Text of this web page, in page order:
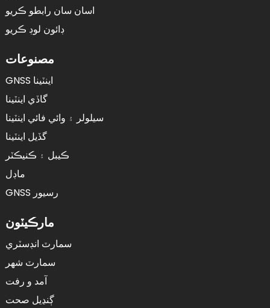
اسان سان رابطو ڪريو
ڊائون لوڊ ڪريو
مصنوعات
GNSS اينٽينا
گاڏي اينٽينا
سيلولر ۽ وائي فائي اينٽينا
گڏيل اينٽينا
ڪيبل ۽ ڪنيڪٽر
ماڊل
GNSS رسيور
مارڪيٽون
سمارٽ انڊسٽري
سمارٽ شهر
آمد و رفت
ڳنڍيل صحت